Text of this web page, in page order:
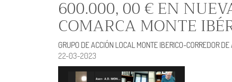
600.000, 00 € EN
COMARCA MONTE
GRUPO DE ACCIÓN LOCAL MONTE IBERICO-CORREDOR
22-03-2023